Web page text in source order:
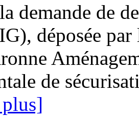
demande de
déposée
de